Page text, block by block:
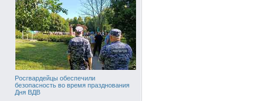
Росгвардейцы обеспечили
безопасность во время празднования
Дня ВДВ